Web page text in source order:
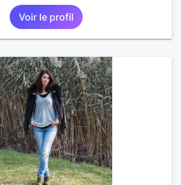
Voir le profil